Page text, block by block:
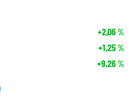
+2,06%
+1,25%
+9,26%